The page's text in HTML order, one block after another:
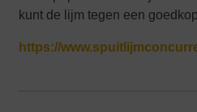
kunt de lijm tegen een
https://